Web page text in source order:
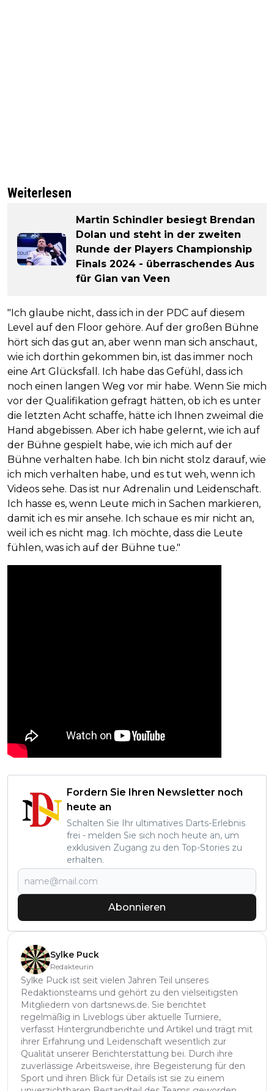
Weiterlesen
Martin Schindler besiegt Brendan
Dolan und steht in der zweiten
Runde der Players Championship
Finals 2024 - überraschendes Aus
für Gian van Veen
"Ich glaube nicht, dass ich in der PDC auf diesem
Level auf den Floor gehöre. Auf der großen Bühne
hört sich das gut an, aber wenn man sich anschaut,
wie ich dorthin gekommen bin, ist das immer noch
eine Art Glücksfall. Ich habe das Gefühl, dass ich
noch einen langen Weg vor mir habe. Wenn Sie mich
vor der Qualifikation gefragt hätten, ob ich es unter
die letzten Acht schaffe, hätte ich Ihnen zweimal die
Hand abgebissen. Aber ich habe gelernt, wie ich auf
der Bühne gespielt habe, wie ich mich auf der
Bühne verhalten habe. Ich bin nicht stolz darauf, wie
ich mich verhalten habe, und es tut weh, wenn ich
Videos sehe. Das ist nur Adrenalin und Leidenschaft.
Ich hasse es, wenn Leute mich in Sachen markieren,
damit ich es mir ansehe. Ich schaue es mir nicht an,
weil ich es nicht mag. Ich möchte, dass die Leute
fühlen, was ich auf der Bühne tue."
Fordern Sie Ihren Newsletter noch
heute an
Schalten Sie Ihr ultimatives Darts-Erlebnis
frei - melden Sie sich noch heute an, um
exklusiven Zugang zu den Top-Stories zu
erhalten.
Abonnieren
Sylke Puck
Redakteurin
Sylke Puck ist seit vielen Jahren Teil unseres
Redaktionsteams und gehört zu den vielseitigsten
Mitgliedern von dartsnews.de. Sie berichtet
regelmäßig in Liveblogs über aktuelle Turniere,
verfasst Hintergrundberichte und Artikel und trägt mit
ihrer Erfahrung und Leidenschaft wesentlich zur
Qualität unserer Berichterstattung bei. Durch ihre
zuverlässige Arbeitsweise, ihre Begeisterung für den
Sport und ihren Blick für Details ist sie zu einem